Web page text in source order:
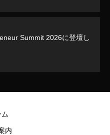
Summit 2026に登壇し
ム
内